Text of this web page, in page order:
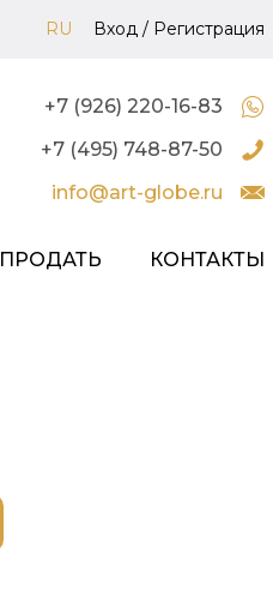
RU Вход / Регистрация
+7 (926) 220-16-83
+7 (495) 748-87-50
info@art-globe.ru
ПРОДАТЬ КОНТАКТЫ